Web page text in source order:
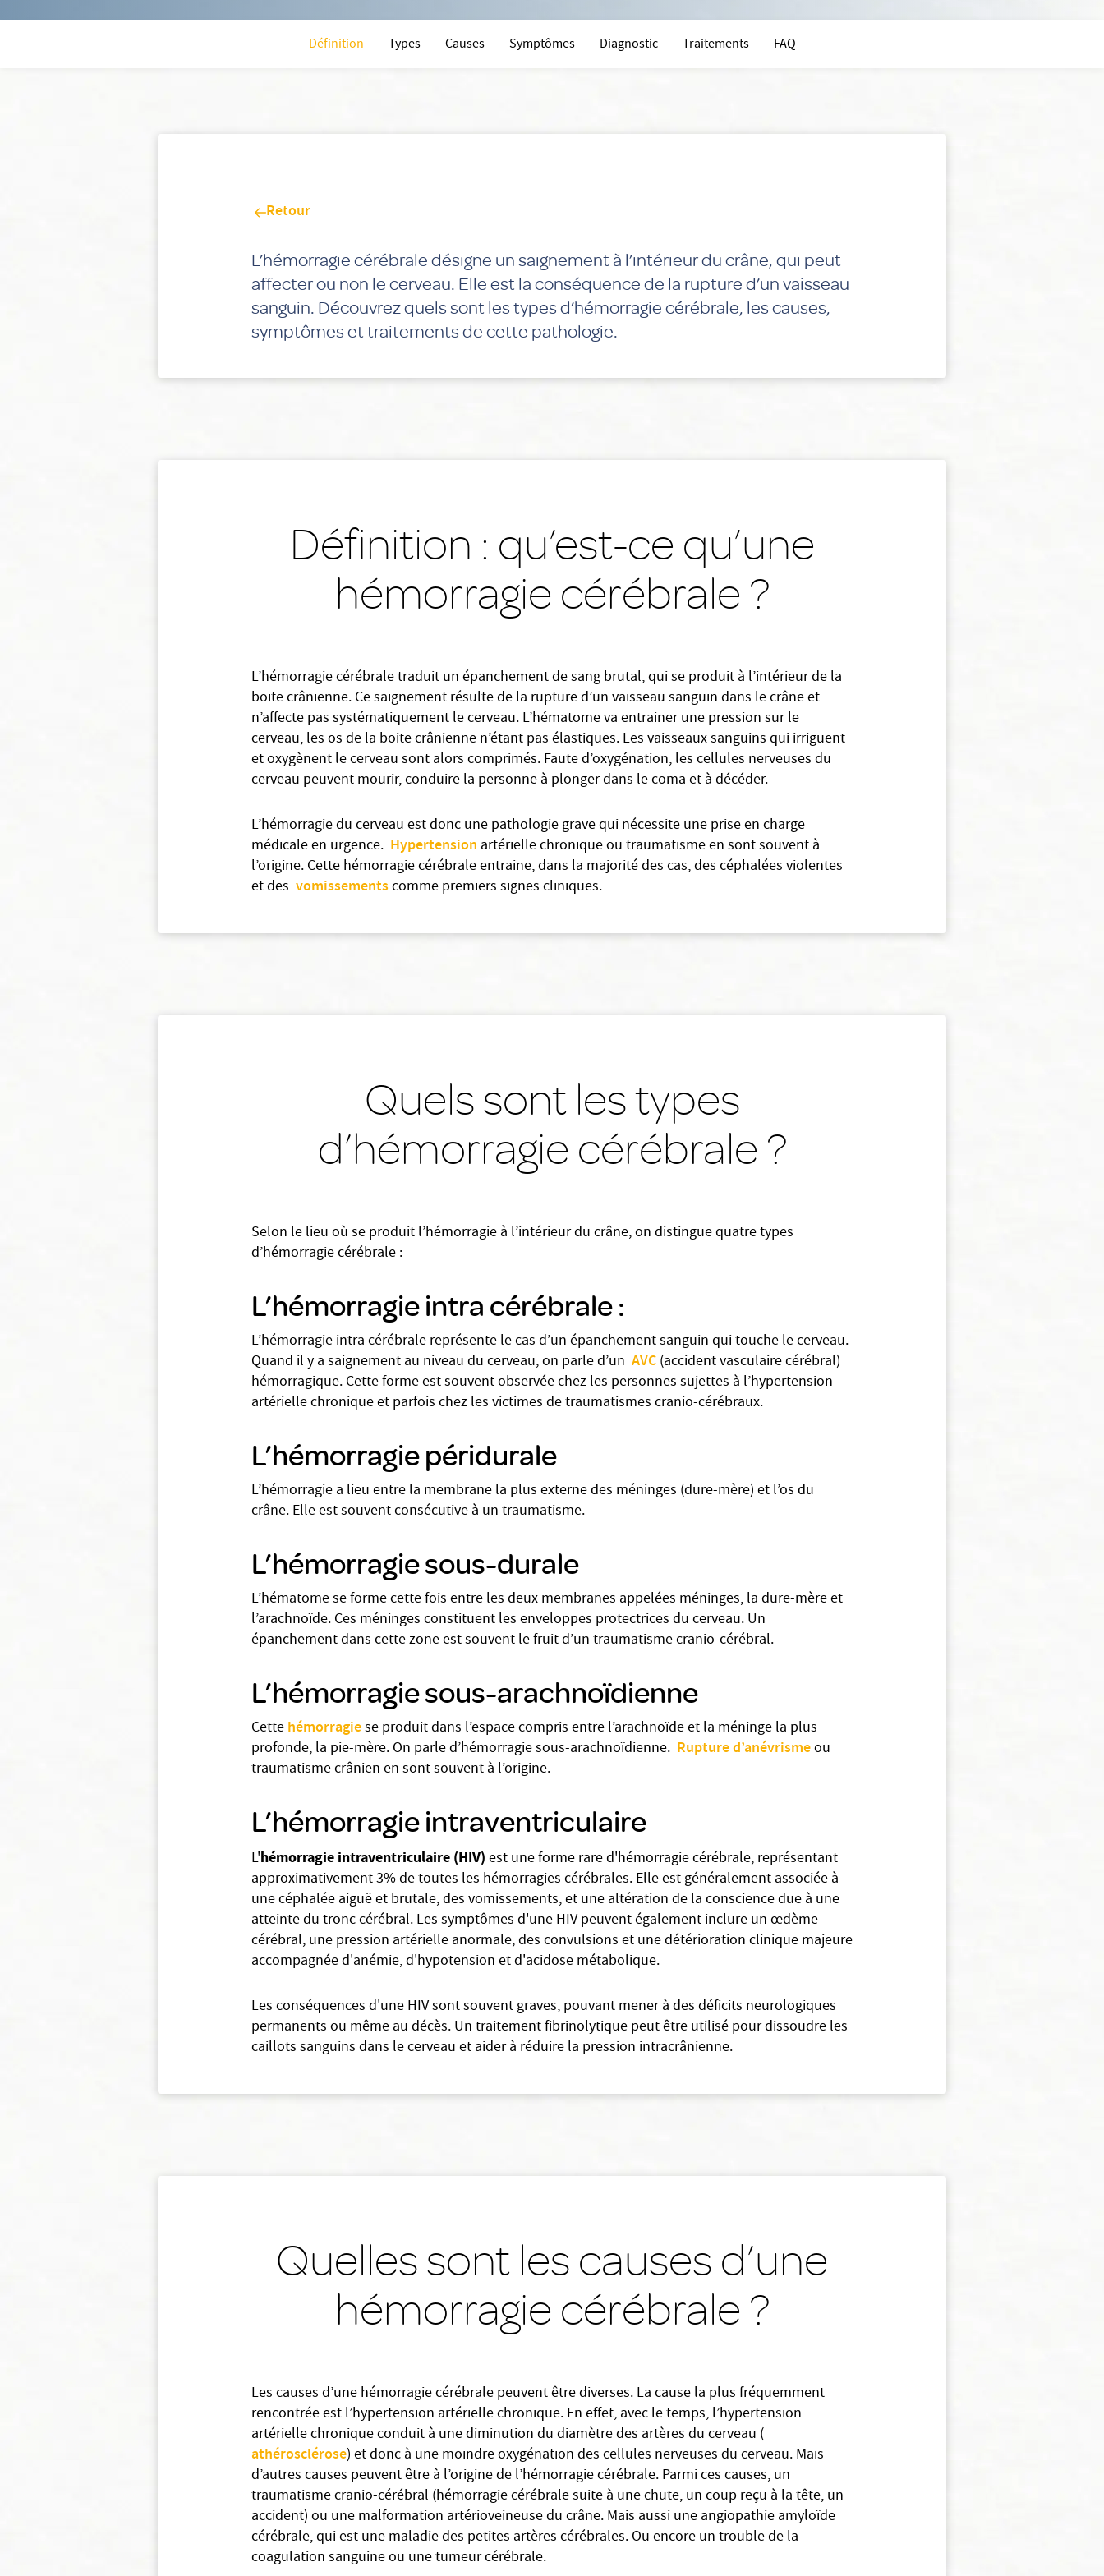
Définition Types Causes Symptômes Diagnostic Traitements FAQ
Retour
L’hémorragie cérébrale désigne un saignement à l’intérieur du crâne, qui peut
affecter ou non le cerveau. Elle est la conséquence de la rupture d’un vaisseau
sanguin. Découvrez quels sont les types d’hémorragie cérébrale, les causes,
symptômes et traitements de cette pathologie.
Définition : qu’est-ce qu’une
hémorragie cérébrale ?
L’hémorragie cérébrale traduit un épanchement de sang brutal, qui se produit à l’intérieur de la
boite crânienne. Ce saignement résulte de la rupture d’un vaisseau sanguin dans le crâne et
n’affecte pas systématiquement le cerveau. L’hématome va entrainer une pression sur le
cerveau, les os de la boite crânienne n’étant pas élastiques. Les vaisseaux sanguins qui irriguent
et oxygènent le cerveau sont alors comprimés. Faute d’oxygénation, les cellules nerveuses du
cerveau peuvent mourir, conduire la personne à plonger dans le coma et à décéder.
L’hémorragie du cerveau est donc une pathologie grave qui nécessite une prise en charge
médicale en urgence. Hypertension artérielle chronique ou traumatisme en sont souvent à
l’origine. Cette hémorragie cérébrale entraine, dans la majorité des cas, des céphalées violentes
et des vomissementscomme premiers signes cliniques.
Quels sont les types
d’hémorragie cérébrale ?
Selon le lieu où se produit l’hémorragie à l’intérieur du crâne, on distingue quatre types
d’hémorragie cérébrale :
L’hémorragie intra cérébrale :
L’hémorragie intra cérébrale représente le cas d’un épanchement sanguin qui touche le cerveau.
Quand il y a saignement au niveau du cerveau, on parle d’un AVC(accident vasculaire cérébral)
hémorragique. Cette forme est souvent observée chez les personnes sujettes à l’hypertension
artérielle chronique et parfois chez les victimes de traumatismes cranio-cérébraux.
L’hémorragie péridurale
L’hémorragie a lieu entre la membrane la plus externe des méninges (dure-mère) et l’os du
crâne. Elle est souvent consécutive à un traumatisme.
L’hémorragie sous-durale
L’hématome se forme cette fois entre les deux membranes appelées méninges, la dure-mère et
l’arachnoïde. Ces méninges constituent les enveloppes protectrices du cerveau. Un
épanchement dans cette zone est souvent le fruit d’un traumatisme cranio-cérébral.
L’hémorragie sous-arachnoïdienne
Cettehémorragiese produit dans l’espace compris entre l’arachnoïde et la méninge la plus
profonde, la pie-mère. On parle d’hémorragie sous-arachnoïdienne. Rupture d’anévrismeou
traumatisme crânien en sont souvent à l’origine.
L’hémorragie intraventriculaire
L'hémorragie intraventriculaire (HIV) est une forme rare d'hémorragie cérébrale, représentant
approximativement 3% de toutes les hémorragies cérébrales. Elle est généralement associée à
une céphalée aiguë et brutale, des vomissements, et une altération de la conscience due à une
atteinte du tronc cérébral. Les symptômes d'une HIV peuvent également inclure un œdème
cérébral, une pression artérielle anormale, des convulsions et une détérioration clinique majeure
accompagnée d'anémie, d'hypotension et d'acidose métabolique.
Les conséquences d'une HIV sont souvent graves, pouvant mener à des déficits neurologiques
permanents ou même au décès. Un traitement fibrinolytique peut être utilisé pour dissoudre les
caillots sanguins dans le cerveau et aider à réduire la pression intracrânienne.
Quelles sont les causes d’une
hémorragie cérébrale ?
Les causes d’une hémorragie cérébrale peuvent être diverses. La cause la plus fréquemment
rencontrée est l’hypertension artérielle chronique. En effet, avec le temps, l’hypertension
artérielle chronique conduit à une diminution du diamètre des artères du cerveau (
athérosclérose) et donc à une moindre oxygénation des cellules nerveuses du cerveau. Mais
d’autres causes peuvent être à l’origine de l’hémorragie cérébrale. Parmi ces causes, un
traumatisme cranio-cérébral (hémorragie cérébrale suite à une chute, un coup reçu à la tête, un
accident) ou une malformation artérioveineuse du crâne. Mais aussi une angiopathie amyloïde
cérébrale, qui est une maladie des petites artères cérébrales. Ou encore un trouble de la
coagulation sanguine ou une tumeur cérébrale.